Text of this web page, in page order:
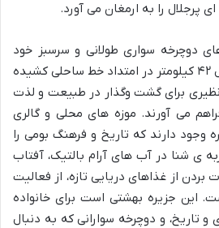
پرجلال را به ارمغان می آورد.
دوچرخه سواری طولانی و سرسبز خود
شناخته می شود که به طول ۴۲ کیلومتر در امتداد خط ساحلی کشیده
برای گشت وگذار در طبیعت و لذت
می آورند. موزه های محلی و گالری
وجود دارند که تاریخ و فرهنگ بومی را
ی شنا در آب های آرام بالتیک، آفتاب
از غذاهای دریایی تازه، از فعالیت
این جزیره بهشتی است برای خانواده
و تاریخ، و دوچرخه سوارانی که به دنبال